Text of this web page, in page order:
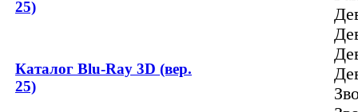
25)
Каталог Blu-Ray 3D (вер.
25)